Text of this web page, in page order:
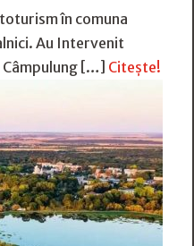
în comuna
Au Intervenit
[…] Citește!